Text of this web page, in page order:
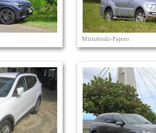
Mitsubishi-Pajero